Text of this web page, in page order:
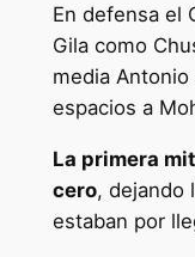
En defensa el
Gila como
media
espacios a
La primera
cero, dejando
estaban por